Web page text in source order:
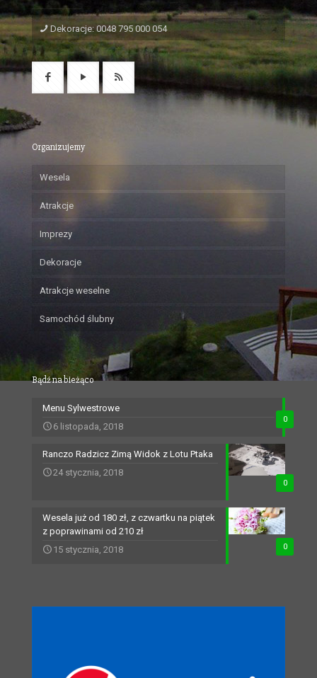
Dekoracje: 0048 795 000 054
Organizujemy
Wesela
Atrakcje
Imprezy
Dekoracje
Atrakcje weselne
Samochód ślubny
Bądź na bieżąco
0
Menu Sylwestrowe
6 listopada, 2018
0
Ranczo Radzicz Zimą Widok z Lotu Ptaka
24 stycznia, 2018
0
Wesela już od 180 zł, z czwartku na piątek
z poprawinami od 210 zł
15 stycznia, 2018